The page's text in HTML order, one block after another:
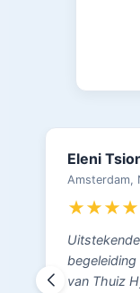
Eleni
Amsterdam,
van Thuiz